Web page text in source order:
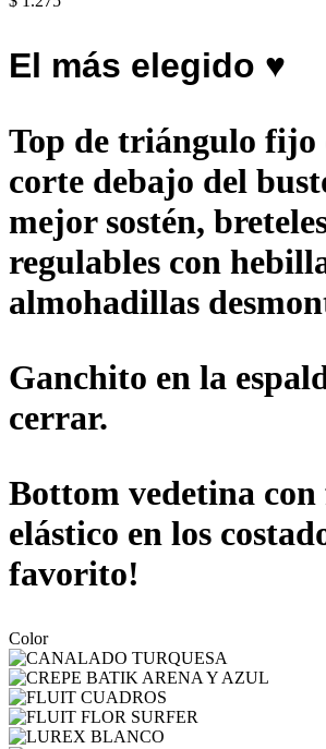
El más elegido ♥
Top de triángulo fijo
corte debajo del
mejor sostén,
regulables con
almohadillas
Ganchito en la
cerrar.
Bottom vedetina
elástico en los
favorito!
Color